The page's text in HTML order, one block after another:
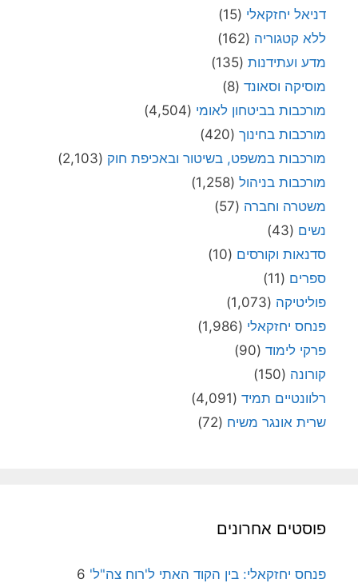
דניאל יחזקאלי (15)
ללא קטגוריה (162)
מדע ועתידנות (135)
מוסיקה וסאונד (8)
מורכבות בביטחון לאומי (4,504)
מורכבות בחינוך (420)
מורכבות במשפט, בשיטור ובאכיפת חוק (2,103)
מורכבות בניהול (1,258)
משטרה וחברה (57)
נשים (43)
סדנאות וקורסים (10)
ספרים (11)
פוליטיקה (1,073)
פנחס יחזקאלי (1,986)
פרקי לימוד (90)
קורונה (150)
רלוונטיים תמיד (4,091)
שרית אונגר משיח (72)
פוסטים אחרונים
פנחס יחזקאלי: בין הקוד האתי ל'רוח צה"ל' 6